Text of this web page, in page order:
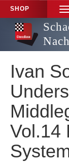
SHOP
Ivan
Vol.14